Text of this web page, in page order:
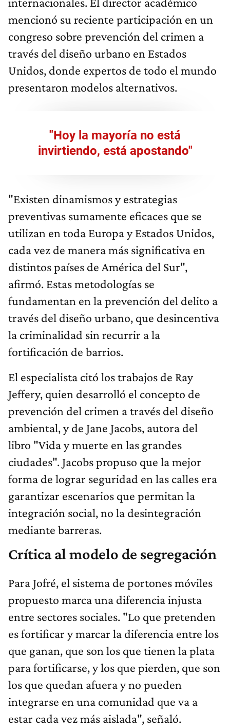
mencionó su reciente participación en un
congreso sobre prevención del crimen a
través del diseño urbano en Estados
Unidos, donde expertos de todo el mundo
presentaron modelos alternativos.
"Hoy la mayoría no está
invirtiendo, está apostando"
"Existen dinamismos y estrategias
preventivas sumamente eficaces que se
utilizan en toda Europa y Estados Unidos,
cada vez de manera más significativa en
distintos países de América del Sur",
afirmó. Estas metodologías se
fundamentan en la prevención del delito a
través del diseño urbano, que desincentiva
la criminalidad sin recurrir a la
fortificación de barrios.
El especialista citó los trabajos de Ray
Jeffery, quien desarrolló el concepto de
prevención del crimen a través del diseño
ambiental, y de Jane Jacobs, autora del
libro "Vida y muerte en las grandes
ciudades". Jacobs propuso que la mejor
forma de lograr seguridad en las calles era
garantizar escenarios que permitan la
integración social, no la desintegración
mediante barreras.
Crítica al modelo de segregación
Para Jofré, el sistema de portones móviles
propuesto marca una diferencia injusta
entre sectores sociales. "Lo que pretenden
es fortificar y marcar la diferencia entre los
que ganan, que son los que tienen la plata
para fortificarse, y los que pierden, que son
los que quedan afuera y no pueden
integrarse en una comunidad que va a
estar cada vez más aislada", señaló.